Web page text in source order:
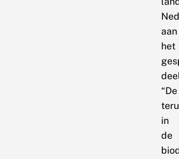
aan
het
“De
in
de